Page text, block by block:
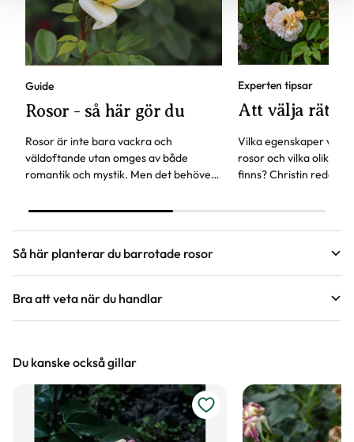
Guide
Rosor - så här gör du
Rosor är inte bara vackra och
väldoftande utan omges av både
romantik och mystik. Men det behöver
hittar du svaren på vanliga frågor om
Experten tipsar
Att välja rätt
Vilka egenskaper vill
rosor och vilka olika
finns? Christin reder
önskemål.
Så här planterar du barrotade rosor
Guide
Att köpa barrotade rosor bli alltmer populärt. Plantorna finns
plantorna är lätta att transportera.
Bra att veta när du handlar
Vi försöker alltid ange växternas ungefärliga
mått, men då växter är levande och alla växter
är unika så kan måtten och din växts utseende
variera något från informationen och fotona på
Du kanske också gillar